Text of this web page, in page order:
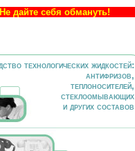
Не дайте себя обмануть!
технологических жидкостей:
антифризов,
теплоносителей,
стеклоомывающих
и других составов